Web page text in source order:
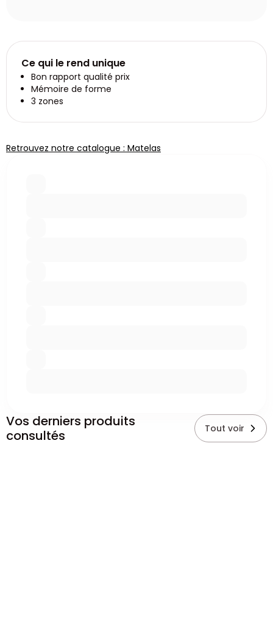
Ce qui le rend unique
Bon rapport qualité prix
Mémoire de forme
3 zones
Retrouvez notre catalogue : Matelas
Vos derniers produits
consultés
Tout voir